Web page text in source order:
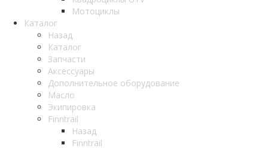
Мотоциклы
Каталог
Назад
Каталог
Запчасти
Аксессуары
Дополнительное оборудование
Масло
Экипировка
Finntrail
Назад
Finntrail